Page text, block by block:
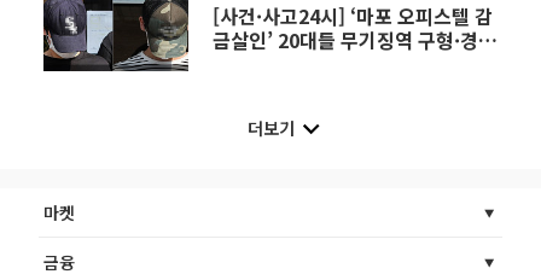
[사건·사고24시] ‘마포 오피스텔 감
금살인’ 20대들 무기징역 구형·경
더보기
마켓
금융